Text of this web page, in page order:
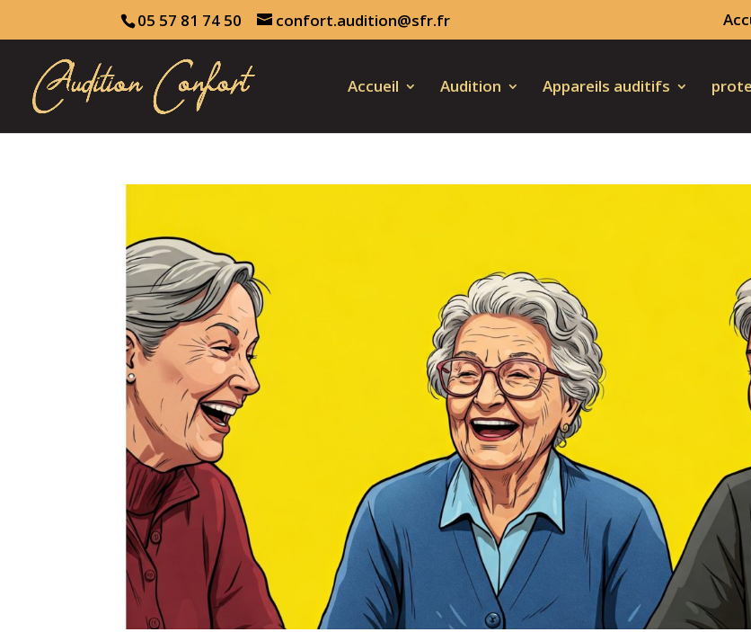
05 57 81 74 50 confort.audition@sfr.fr
Accueil Audition Appareils auditifs